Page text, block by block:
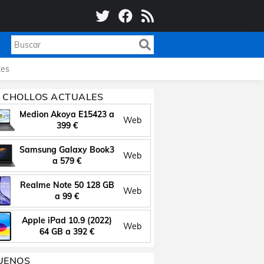
CHOLLOS ACTUALES
Medion Akoya E15423 a
399 €
Web
Samsung Galaxy Book3
a 579 €
Web
Realme Note 50 128 GB
a 99 €
Web
Apple iPad 10.9 (2022)
64 GB a 392 €
Web